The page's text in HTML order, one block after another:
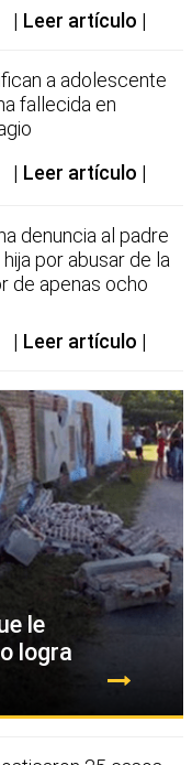
Leer artículo
a adolescente
fallecida en
Leer artículo
denuncia al padre
por abusar de la
de apenas ocho
Leer artículo
le
logra